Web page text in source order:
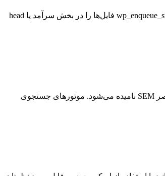
وردپرس روش داخلی و مستقیمی برای درج اسکریپت‌ها و استایل‌ها به طور مستقیم در فوتر سایت ارائه نمی‌دهد. به طور پیش‌فرض، wp_enqueue_script و wp_enqueue_style فایل‌ها را در بخش سرآمد یا head
یکی از مهم‌ترین روش‌های بازاریابی اینترنتی یا دیجیتال مارکتینگ، بازاریابی با استفاده از موتورهای جستجو یا Search Engine Marketing است که به صورت مختصر SEM نامیده می‌شود. موتورهای جستجوی